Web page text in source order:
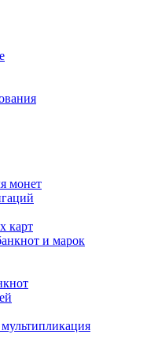
монет
карт
и марок